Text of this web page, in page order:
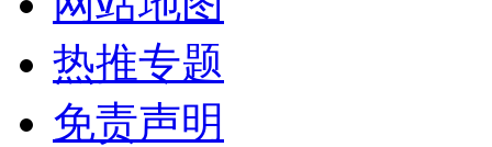
热推专题
免责声明